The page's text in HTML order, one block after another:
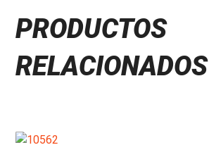
PRODUCTOS
RELACIONADOS